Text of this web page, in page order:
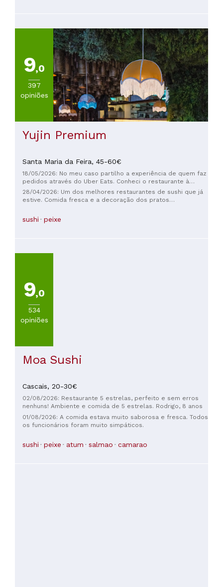
9,0
397
opiniões
Yujin Premium
Santa Maria da Feira, 45-60€
18/05/2026: No meu caso partilho a experiência de quem faz
pedidos através do Uber Eats. Conheci o restaurante à
pouco tempo e desde então tenho feito alguns pedidos, o
sushi parecia de qualidade, tamanho ideal das peças, boa
interior do Bao foi mudado), as peças vieram com o mínimo
condições… Neste momento fiquei com uma péssima
28/04/2026: Um dos melhores restaurantes de sushi que já
estive. Comida fresca e a decoração dos pratos
sushi peixe
9,0
534
opiniões
Moa Sushi
Cascais, 20-30€
02/08/2026: Restaurante 5 estrelas, perfeito e sem erros
nenhuns! Ambiente e comida de 5 estrelas. Rodrigo, 8 anos
01/08/2026: A comida estava muito saborosa e fresca. Todos
os funcionários foram muito simpáticos.
sushi peixe atum salmao camarao